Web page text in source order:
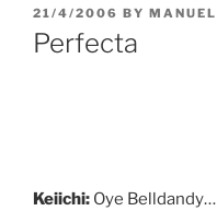
POSTED
ON
21/4/2006 BY MANUEL
Perfecta
Keiichi: Oye Belldandy…